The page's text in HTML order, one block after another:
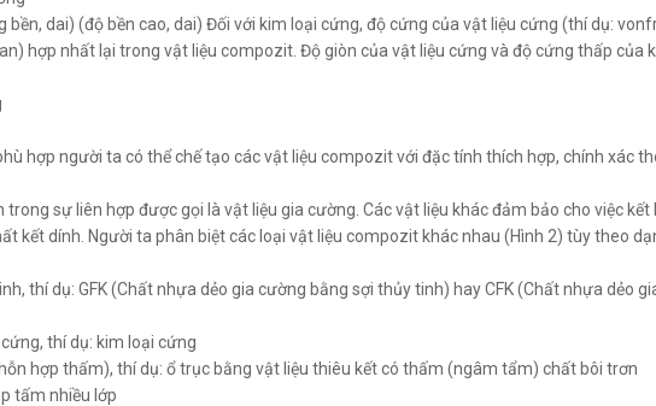
bền, dai) (độ bền cao, dai) Đối với kim loại cứng, độ cứng của vật liệu cứng (thí dụ:
hợp nhất lại trong vật liệu compozit. Độ giòn của vật liệu cứng và độ cứng thấp của
hợp người ta có thể chế tạo các vật liệu compozit với đặc tính thích hợp, chính xác
trong sự liên hợp được gọi là vật liệu gia cường. Các vật liệu khác đảm bảo cho việc kết
kết dính. Người ta phân biệt các loại vật liệu compozit khác nhau (Hình 2) tùy theo
thí dụ: GFK (Chất nhựa dẻo gia cường bằng sợi thủy tinh) hay CFK (Chất nhựa dẻo
thí dụ: kim loại cứng
hợp thấm), thí dụ: ổ trục bằng vật liệu thiêu kết có thấm (ngâm tẩm) chất bôi trơn
tấm nhiều lớp